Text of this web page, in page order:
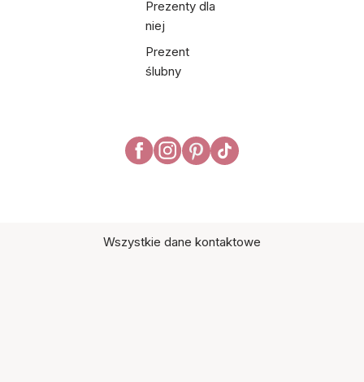
Prezenty dla
niej
Prezent
ślubny
Wszystkie dane kontaktowe